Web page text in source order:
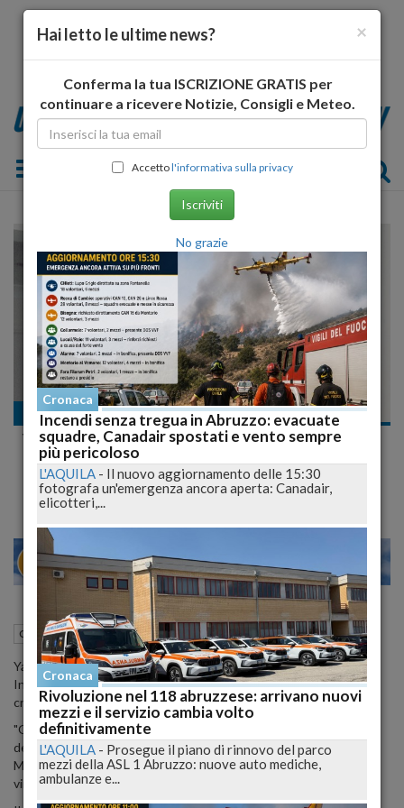
Toggle navigation
Cronaca dal mondo
Yanis Varoufakis: "I Creditori Sono
Terroristi"
22 27
Cronaca dal mondo 04 Luglio 2015 15:27
Yanis Varoufakis continua a parlar duro contro il Fondo Monetario
Internazionale e se prima aveva definito i creditori dell'FMI dei
criminali, oggi parla di terroristi.
"Quello che fanno con la Grecia ha un nome, terrorismo - ha
denunciato Varoufakis in un'intervista al quotidiano spagnolo "El
Mundo" - Oggi quello che vogliono Bruxelles e la troika è che il sì
vinca per poter così umiliare i greci".
×
Hai letto le ultime news?
Conferma la tua ISCRIZIONE GRATIS per
continuare a ricevere Notizie, Consigli e Meteo.
Accettol'informativa sulla privacy
Iscriviti
No grazie
Cronaca
Incendi senza tregua in Abruzzo: evacuate
squadre, Canadair spostati e vento sempre
più pericoloso
L'AQUILA - Il nuovo aggiornamento delle 15:30
fotografa un'emergenza ancora aperta: Canadair,
elicotteri,...
Cronaca
Rivoluzione nel 118 abruzzese: arrivano nuovi
mezzi e il servizio cambia volto
definitivamente
L'AQUILA - Prosegue il piano di rinnovo del parco
mezzi della ASL 1 Abruzzo: nuove auto mediche,
ambulanze e...